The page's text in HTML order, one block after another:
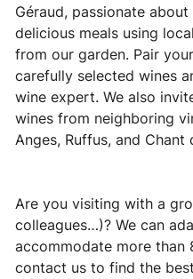
Géraud, passionate
delicious meals using
from our garden. Pair
carefully selected wines
wine expert. We also
wines from neighboring
Anges, Ruffus, and Chant
Are you visiting with a
colleagues…)? We can
accommodate more than
contact us to find the